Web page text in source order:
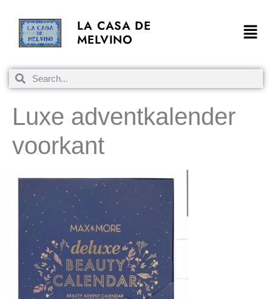
LA CASA DE
MELVINO
Luxe adventkalender
voorkant